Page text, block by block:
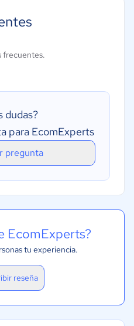
frecuentes.
dudas?
para EcomExperts
pregunta
EcomExperts?
tu experiencia.
reseña